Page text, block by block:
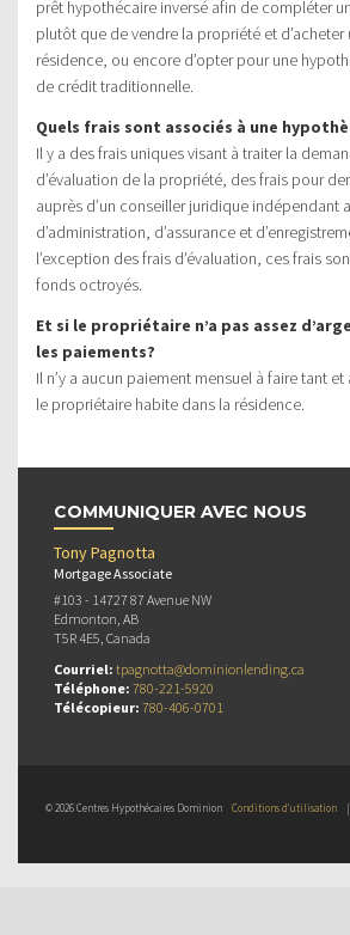
prêt hypothécaire inversé afin de compléter
plutôt que de vendre la propriété et
résidence, ou encore d’opter pour une
de crédit traditionnelle.
Quels frais sont associés à une
Il y a des frais uniques visant à traiter la
d’évaluation de la propriété, des frais pour
auprès d’un conseiller juridique indépendant
d’administration, d’assurance et
l’exception des frais d’évaluation, ces frais
fonds octroyés.
Et si le propriétaire n’a pas assez
les paiements?
Il n’y a aucun paiement mensuel à faire tant
le propriétaire habite dans la résidence.
COMMUNIQUER AVEC NOUS
Tony Pagnotta
Mortgage Associate
#103 - 14727 87 Avenue NW
Edmonton, AB
T5R 4E5, Canada
Courriel: tpagnotta@dominionlending.ca
Téléphone: 780-221-5920
Télécopieur: 780-406-0701
© 2026 Centres Hypothécaires Dominion Conditions d’utilisation |